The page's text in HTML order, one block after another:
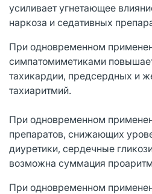
усиливает угнетающее
наркоза и седативных
При одновременном
симпатомиметиками
тахикардии, предсердных и
тахиаритмий.
При одновременном
препаратов, снижающих
диуретики, сердечные
возможна суммация
При одновременном